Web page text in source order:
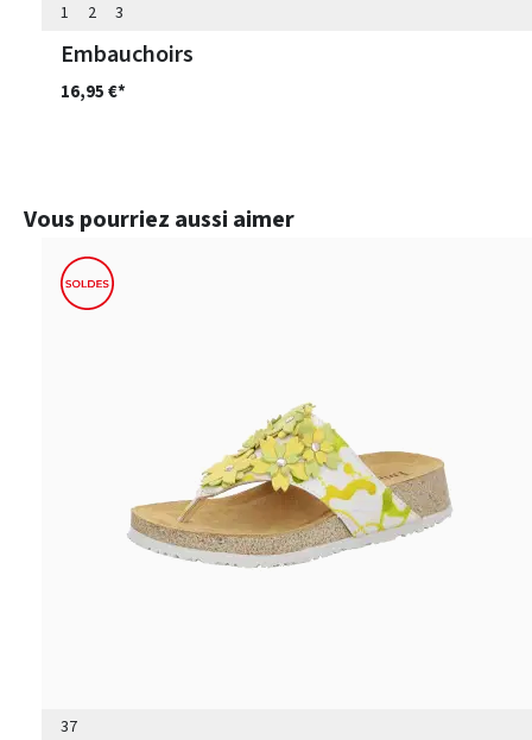
1 2 3
Embauchoirs
16,95 €*
Ignorer la galerie de produits
Vous pourriez aussi aimer
37